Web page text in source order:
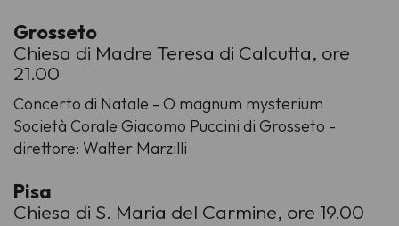
Grosseto
Chiesa di Madre Teresa di Calcutta, ore
21.00
Concerto di Natale - O magnum mysterium
Società Corale Giacomo Puccini di Grosseto -
direttore: Walter Marzilli
Pisa
Chiesa di S. Maria del Carmine, ore 19.00